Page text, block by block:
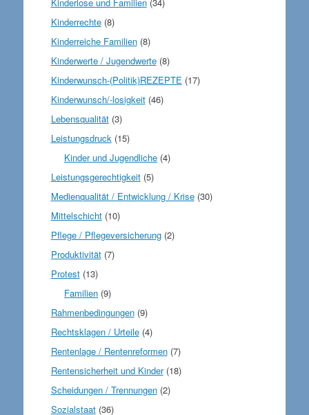
Kinderrechte(8)
Kinderreiche Familien(8)
Kinderwerte / Jugendwerte(8)
Kinderwunsch-(Politik)REZEPTE (17)
Kinderwunsch/-losigkeit(46)
Lebensqualität(3)
Leistungsdruck(15)
Kinder und Jugendliche (4)
Leistungsgerechtigkeit(5)
Medienqualität / Entwicklung / Krise(30)
Mittelschicht(10)
Pflege / Pflegeversicherung(2)
Produktivität(7)
Protest(13)
Familien (9)
Rahmenbedingungen(9)
Rechtsklagen / Urteile(4)
Rentenlage / Rentenreformen(7)
Rentensicherheit und Kinder(18)
Scheidungen / Trennungen(2)
Sozialstaat(36)